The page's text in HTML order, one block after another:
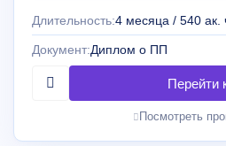
Длительность:4 месяца / 540 ак.
Документ:Диплом о ПП
Посмотреть